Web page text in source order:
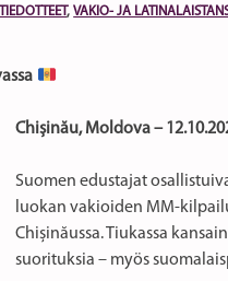
,VAKIO- JA
Chișinău, Moldova –
Suomen edustajat
luokan vakioiden MM-
Chișinăussa. Tiukassa
suorituksia – myös